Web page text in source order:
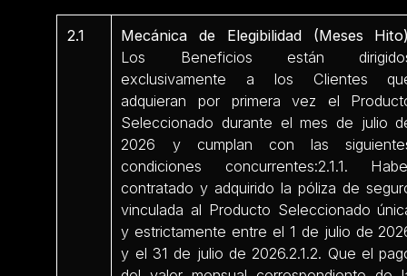
2.1
Mecánica de Elegibilidad (Meses
Los Beneficios están
exclusivamente a los Clientes
adquieran por primera vez el
Seleccionado durante el mes de julio
2026 y cumplan con las
condiciones concurrentes:2.1.1.
contratado y adquirido la póliza de
vinculada al Producto Seleccionado
y estrictamente entre el 1 de julio de
y el 31 de julio de 2026.2.1.2. Que el